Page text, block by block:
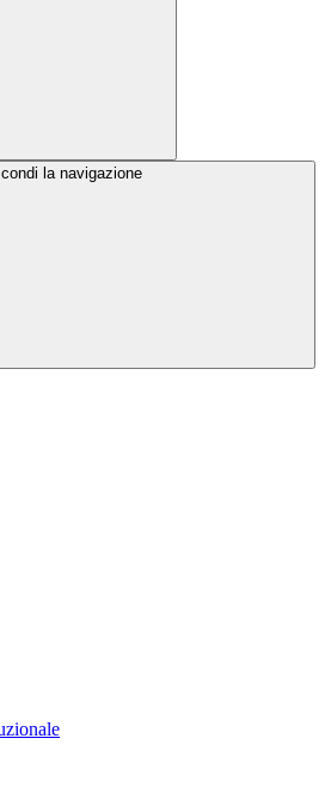
la navigazione